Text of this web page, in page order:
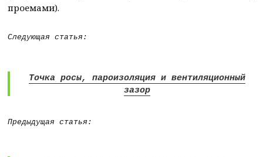
проемами).
Следующая статья:
Точка росы, пароизоляция и вентиляционный
зазор
Предыдущая статья: